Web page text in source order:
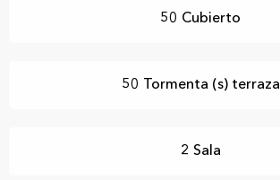
50 Cubierto
50 Tormenta (s) terraza
2 Sala